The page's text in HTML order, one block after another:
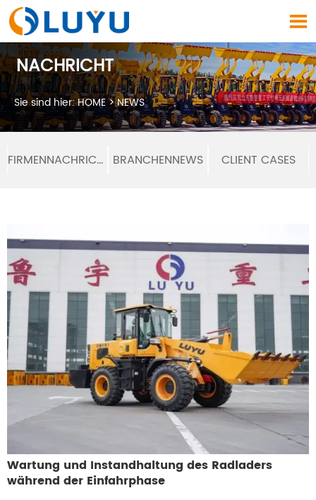

NACHRICHT
Sie sind hier:HOME>NEWS
FIRMENNACHRICHTEN BRANCHENNEWS CLIENT CASES
Wartung und Instandhaltung des Radladers
während der Einfahrphase